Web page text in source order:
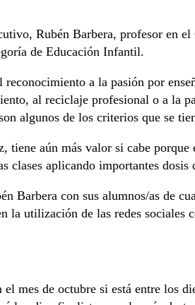
Rubén Barbera, profesor en
de Educación Infantil.
reconocimiento a la pasión por
al reciclaje profesional o a la
algunos de los criterios que se
tiene aún más valor si cabe
clases aplicando importantes
Barbera con sus alumnos/as de
la utilización de las redes sociales
el mes de octubre si está entre los